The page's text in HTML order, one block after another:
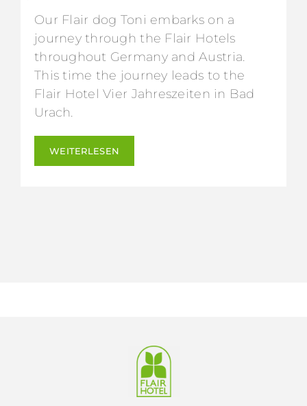
Our Flair dog Toni embarks on a
journey through the Flair Hotels
throughout Germany and Austria.
This time the journey leads to the
Flair Hotel Vier Jahreszeiten in Bad
Urach.
WEITERLESEN